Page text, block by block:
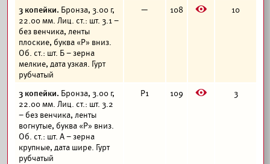
3 копейки. Бронза, 3.00 г,
22.00 мм. Лиц. ст.: шт. 3.1 –
без венчика, ленты
плоские, буква «Р» вниз.
Об. ст.: шт. Б – зерна
мелкие, дата узкая. Гурт
рубчатый
— 108 E 10
3 копейки. Бронза, 3.00 г,
22.00 мм. Лиц. ст.: шт. 3.2
– без венчика, ленты
вогнутые, буква «Р» вниз.
Об. ст.: шт. А – зерна
крупные, дата шире. Гурт
рубчатый
Р1 109 E 3